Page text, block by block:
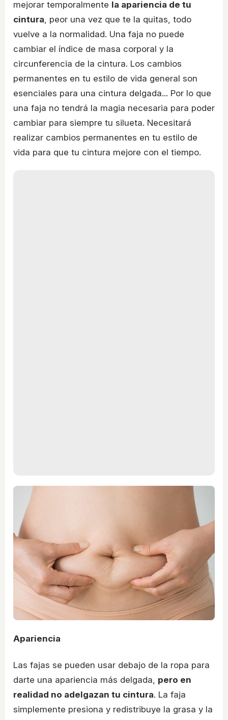
mejorar temporalmente la apariencia de tu
cintura , peor una vez que te la quitas, todo
vuelve a la normalidad. Una faja no puede
cambiar el índice de masa corporal y la
circunferencia de la cintura. Los cambios
permanentes en tu estilo de vida general son
esenciales para una cintura delgada... Por lo que
una faja no tendrá la magia necesaria para poder
cambiar para siempre tu silueta. Necesitará
realizar cambios permanentes en tu estilo de
vida para que tu cintura mejore con el tiempo.
Apariencia
Las fajas se pueden usar debajo de la ropa para
darte una apariencia más delgada, pero en
realidad no adelgazan tu cintura. La faja
simplemente presiona y redistribuye la grasa y la